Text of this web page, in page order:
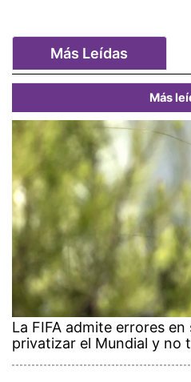
Más Leídas
Más
La FIFA admite errores
privatizar el Mundial y no